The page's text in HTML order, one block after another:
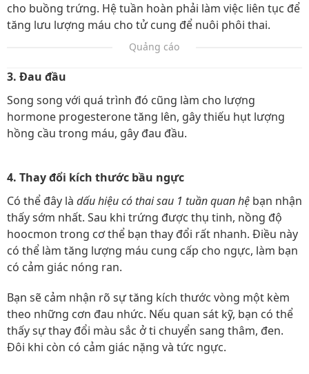
cho buồng trứng. Hệ tuần hoàn phải làm việc liên tục để
tăng lưu lượng máu cho tử cung để nuôi phôi thai.
Quảng cáo
3. Đau đầu
Song song với quá trình đó cũng làm cho lượng
hormone progesterone tăng lên, gây thiếu hụt lượng
hồng cầu trong máu, gây đau đầu.
4. Thay đổi kích thước bầu ngực
Có thể đây là dấu hiệu có thai sau 1 tuần quan hệ bạn nhận
thấy sớm nhất. Sau khi trứng được thụ tinh, nồng độ
hoocmon trong cơ thể bạn thay đổi rất nhanh. Điều này
có thể làm tăng lượng máu cung cấp cho ngực, làm bạn
có cảm giác nóng ran.
Bạn sẽ cảm nhận rõ sự tăng kích thước vòng một kèm
theo những cơn đau nhức. Nếu quan sát kỹ, bạn có thể
thấy sự thay đổi màu sắc ở ti chuyển sang thâm, đen.
Đôi khi còn có cảm giác nặng và tức ngực.